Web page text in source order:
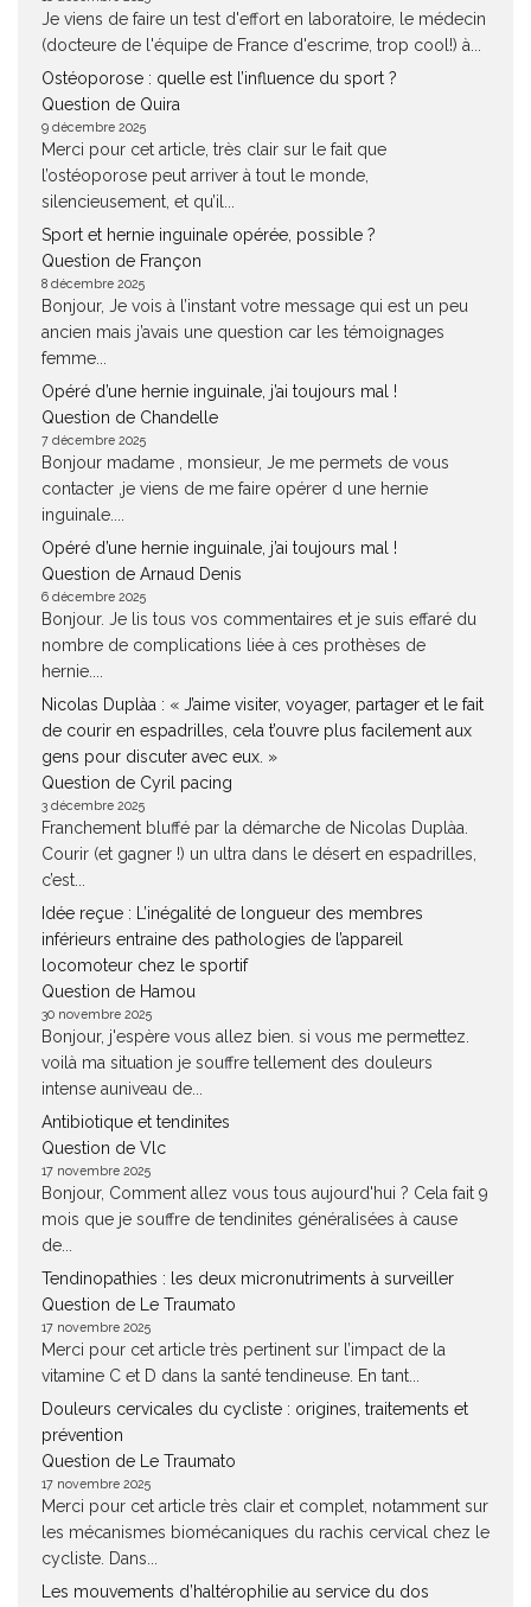
Je viens de faire un test d'effort en laboratoire, le médecin
(docteure de l'équipe de France d'escrime, trop cool!) à...
Ostéoporose : quelle est l’influence du sport ?
Question de Quira
9 décembre 2025
Merci pour cet article, très clair sur le fait que
l’ostéoporose peut arriver à tout le monde,
silencieusement, et qu’il...
Sport et hernie inguinale opérée, possible ?
Question de Françon
8 décembre 2025
Bonjour, Je vois à l’instant votre message qui est un peu
ancien mais j’avais une question car les témoignages
femme...
Opéré d’une hernie inguinale, j’ai toujours mal !
Question de Chandelle
7 décembre 2025
Bonjour madame , monsieur, Je me permets de vous
contacter ,je viens de me faire opérer d une hernie
inguinale....
Opéré d’une hernie inguinale, j’ai toujours mal !
Question de Arnaud Denis
6 décembre 2025
Bonjour. Je lis tous vos commentaires et je suis effaré du
nombre de complications liée à ces prothèses de
hernie....
Nicolas Duplàa : « J’aime visiter, voyager, partager et le fait
de courir en espadrilles, cela t’ouvre plus facilement aux
gens pour discuter avec eux. »
Question de Cyril pacing
3 décembre 2025
Franchement bluffé par la démarche de Nicolas Duplàa.
Courir (et gagner !) un ultra dans le désert en espadrilles,
c’est...
Idée reçue : L’inégalité de longueur des membres
inférieurs entraine des pathologies de l’appareil
locomoteur chez le sportif
Question de Hamou
30 novembre 2025
Bonjour, j'espère vous allez bien. si vous me permettez.
voilà ma situation je souffre tellement des douleurs
intense auniveau de...
Antibiotique et tendinites
Question de Vlc
17 novembre 2025
Bonjour, Comment allez vous tous aujourd'hui ? Cela fait 9
mois que je souffre de tendinites généralisées à cause
de...
Tendinopathies : les deux micronutriments à surveiller
Question de Le Traumato
17 novembre 2025
Merci pour cet article très pertinent sur l’impact de la
vitamine C et D dans la santé tendineuse. En tant...
Douleurs cervicales du cycliste : origines, traitements et
prévention
Question de Le Traumato
17 novembre 2025
Merci pour cet article très clair et complet, notamment sur
les mécanismes biomécaniques du rachis cervical chez le
cycliste. Dans...
Les mouvements d’haltérophilie au service du dos